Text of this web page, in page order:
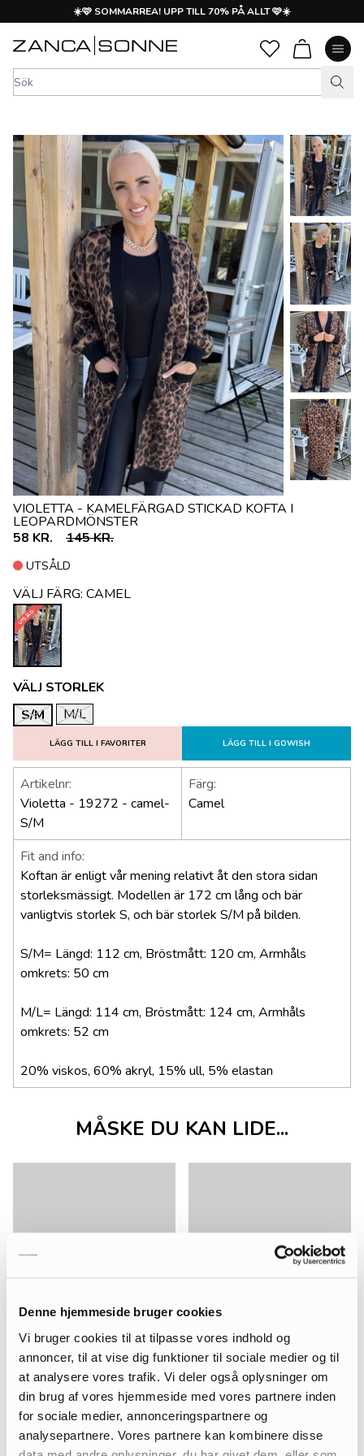
Denne hjemmeside bruger cookies
Vi bruger cookies til at tilpasse vores indhold og
annoncer, til at vise dig funktioner til sociale medier og til
at analysere vores trafik. Vi deler også oplysninger om
din brug af vores hjemmeside med vores partnere inden
for sociale medier, annonceringspartnere og
analysepartnere. Vores partnere kan kombinere disse
☀️🩷 SOMMARREA! UPP TILL 70% PÅ ALLT 🩷☀️
VIOLETTA - KAMELFÄRGAD STICKAD KOFTA I
LEOPARDMÖNSTER
VÄLJ STORLEK
S/M
M/L
UTSÅLD
58 KR. 145 KR.
LÄGG TILL I FAVORITER LÄGG TILL I GOWISH
VÄLJ FÄRG: CAMEL
UTSÅLD
Artikelnr:
Violetta - 19272 - camel-
S/M
Färg:
Camel
Fit and info:
Koftan är enligt vår mening relativt åt den stora sidan
storleksmässigt. Modellen är 172 cm lång och bär
vanligtvis storlek S, och bär storlek S/M på bilden.
S/M= Längd: 112 cm, Bröstmått: 120 cm, Armhåls
omkrets: 50 cm
M/L= Längd: 114 cm, Bröstmått: 124 cm, Armhåls
omkrets: 52 cm
20% viskos, 60% akryl, 15% ull, 5% elastan
MÅSKE DU KAN LIDE...